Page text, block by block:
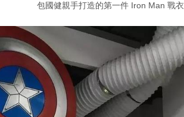
包國健親手打造的第一件 Iron Man 戰衣